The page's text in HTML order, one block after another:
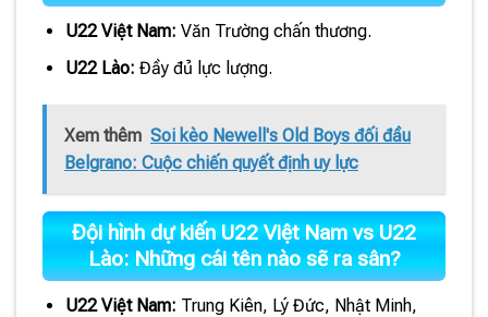
U22 Việt Nam: Văn Trường chấn thương.
U22 Lào: Đầy đủ lực lượng.
Xem thêm Soi kèo Newell's Old Boys đối đầu
Belgrano: Cuộc chiến quyết định uy lực
Đội hình dự kiến U22 Việt Nam vs U22
Lào: Những cái tên nào sẽ ra sân?
U22 Việt Nam: Trung Kiên, Lý Đức, Nhật Minh,